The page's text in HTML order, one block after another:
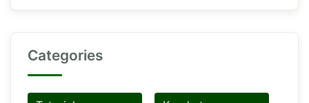
Categories